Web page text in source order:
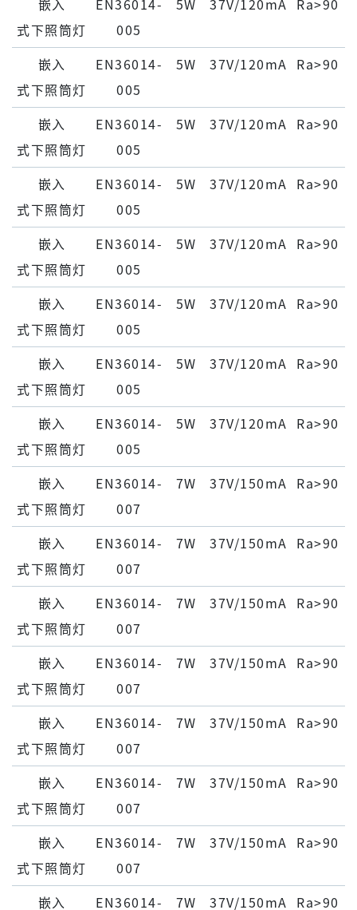
嵌⼊
式下照筒灯
EN36014-
005
5W 37V/120mA Ra>90
嵌⼊
式下照筒灯
EN36014-
005
5W 37V/120mA Ra>90
嵌⼊
式下照筒灯
EN36014-
005
5W 37V/120mA Ra>90
嵌⼊
式下照筒灯
EN36014-
005
5W 37V/120mA Ra>90
嵌⼊
式下照筒灯
EN36014-
005
5W 37V/120mA Ra>90
嵌⼊
式下照筒灯
EN36014-
005
5W 37V/120mA Ra>90
嵌⼊
式下照筒灯
EN36014-
005
5W 37V/120mA Ra>90
嵌⼊
式下照筒灯
EN36014-
005
5W 37V/120mA Ra>90
嵌⼊
式下照筒灯
EN36014-
007
7W 37V/150mA Ra>90
嵌⼊
式下照筒灯
EN36014-
007
7W 37V/150mA Ra>90
嵌⼊
式下照筒灯
EN36014-
007
7W 37V/150mA Ra>90
嵌⼊
式下照筒灯
EN36014-
007
7W 37V/150mA Ra>90
嵌⼊
式下照筒灯
EN36014-
007
7W 37V/150mA Ra>90
嵌⼊
式下照筒灯
EN36014-
007
7W 37V/150mA Ra>90
嵌⼊
式下照筒灯
EN36014-
007
7W 37V/150mA Ra>90
嵌⼊
EN36014-
7W 37V/150mA Ra>90